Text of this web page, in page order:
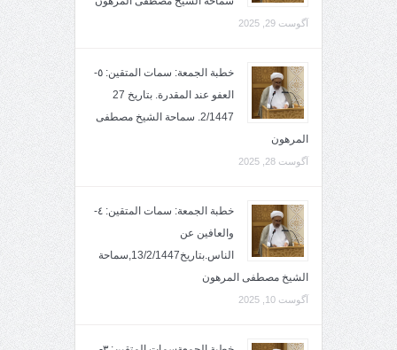
آگوست 29, 2025
خطبة الجمعة: سمات المتقين: ٥-
العفو عند المقدرة. بتاريخ 27
2/1447. سماحة الشيخ مصطفى
المرهون
آگوست 28, 2025
خطبة الجمعة: سمات المتقين: ٤-
والعافين عن
الناس.بتاريخ13/2/1447,سماحة
الشيخ مصطفى المرهون
آگوست 10, 2025